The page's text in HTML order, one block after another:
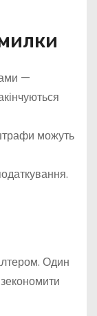
—
можуть
Один